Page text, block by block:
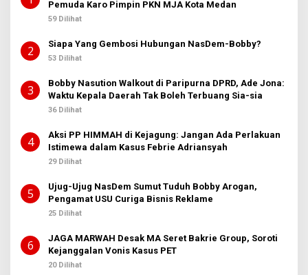
Pemuda Karo Pimpin PKN MJA Kota Medan
59 Dilihat
2 Siapa Yang Gembosi Hubungan NasDem-Bobby?
53 Dilihat
3
Bobby Nasution Walkout di Paripurna DPRD, Ade Jona:
Waktu Kepala Daerah Tak Boleh Terbuang Sia-sia
36 Dilihat
4
Aksi PP HIMMAH di Kejagung: Jangan Ada Perlakuan
Istimewa dalam Kasus Febrie Adriansyah
29 Dilihat
5
Ujug-Ujug NasDem Sumut Tuduh Bobby Arogan,
Pengamat USU Curiga Bisnis Reklame
25 Dilihat
6
JAGA MARWAH Desak MA Seret Bakrie Group, Soroti
Kejanggalan Vonis Kasus PET
20 Dilihat